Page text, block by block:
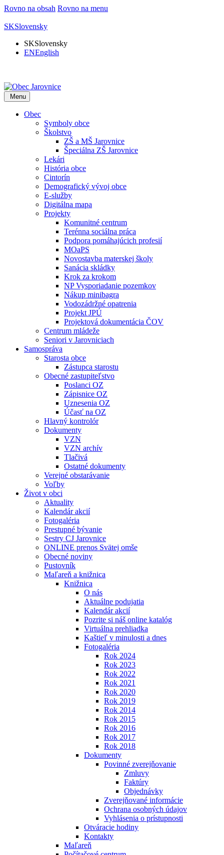
Rovno na obsah Rovno na menu
SKSlovensky
SKSlovensky
ENEnglish
Menu
Obec
Symboly obce
Školstvo
ZŠ a MŠ Jarovnice
Špeciálna ZŠ Jarovnice
Lekári
História obce
Cintorín
Demografický vývoj obce
E-služby
Digitálna mapa
Projekty
Komunitné centrum
Terénna sociálna práca
Podpora pomáhajúcich profesií
MOaPS
Novostavba materskej školy
Sanácia skládky
Krok za krokom
NP Vysporiadanie pozemkov
Nákup minibagra
Vodozádržné opatrenia
Projekt JPÚ
Projektová dokumentácia ČOV
Centrum mládeže
Seniori v Jarovniciach
Samospráva
Starosta obce
Zástupca starostu
Obecné zastupiteľstvo
Poslanci OZ
Zápisnice OZ
Uznesenia OZ
Účasť na OZ
Hlavný kontrolór
Dokumenty
VZN
VZN archív
Tlačivá
Ostatné dokumenty
Verejné obstarávanie
Voľby
Život v obci
Aktuality
Kalendár akcií
Fotogaléria
Prestupné bývanie
Sestry CJ Jarovnice
ONLINE prenos Svätej omše
Obecné noviny
Pustovník
Maľareň a knižnica
Knižnica
O nás
Aktuálne podujatia
Kalendár akcií
Pozrite si náš online katalóg
Virtuálna prehliadka
Kaštieľ v minulosti a dnes
Fotogaléria
Rok 2024
Rok 2023
Rok 2022
Rok 2021
Rok 2020
Rok 2019
Rok 2014
Rok 2015
Rok 2016
Rok 2017
Rok 2018
Dokumenty
Povinné zverejňovanie
Zmluvy
Faktúry
Objednávky
Zverejňované informácie
Ochrana osobných údajov
Vyhlásenia o prístupnosti
Otváracie hodiny
Kontakty
Maľareň